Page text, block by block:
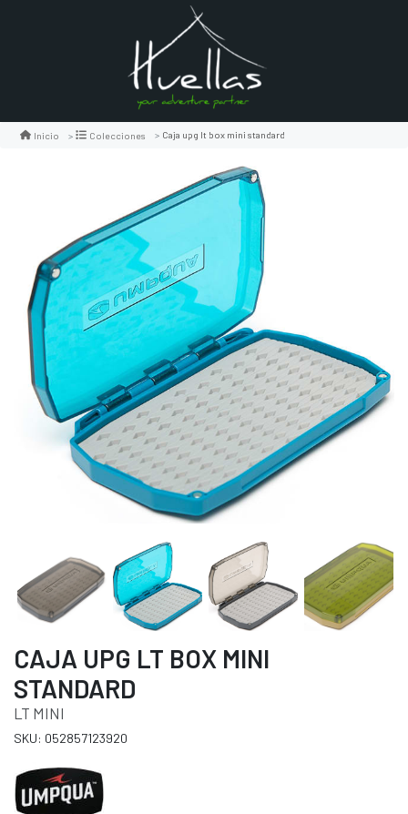
Inicio Colecciones Caja upg lt box mini standard
CAJA UPG LT BOX MINI
STANDARD
LT MINI
SKU: 052857123920